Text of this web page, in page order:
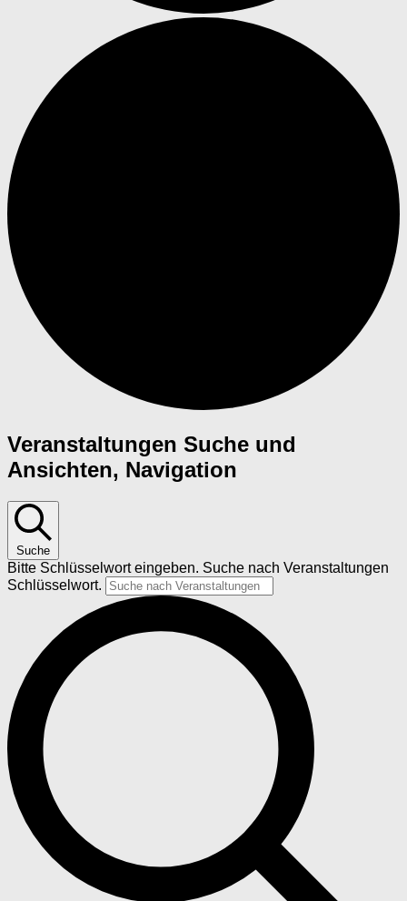
Veranstaltungen
Veranstaltungen Suche und
Ansichten, Navigation
Suche
Bitte Schlüsselwort eingeben. Suche nach Veranstaltungen
Schlüsselwort.